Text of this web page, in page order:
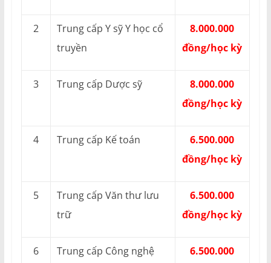
2
Trung cấp Y sỹ Y học cổ
truyền
8.000.000
đồng/học kỳ
3 Trung cấp Dược sỹ
8.000.000
đồng/học kỳ
4 Trung cấp Kế toán
6.500.000
đồng/học kỳ
5
Trung cấp Văn thư lưu
trữ
6.500.000
đồng/học kỳ
6
Trung cấp Công nghệ
6.500.000